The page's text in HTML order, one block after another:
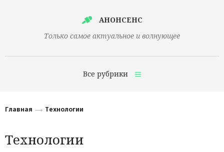
АНОНСЕНС
Только самое актуальное и волнующее
Все рубрики
Технологии
Главная Технологии
Технологии